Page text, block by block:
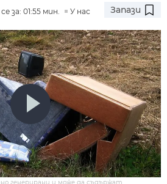
за: 01:55 мин. У нас Запази